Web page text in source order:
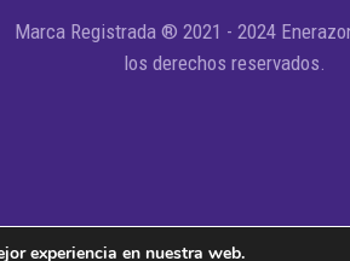
Marca Registrada ® 2021 - 2024
los derechos reservados.
experiencia en nuestra web.